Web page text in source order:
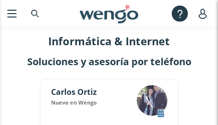
Informática & Internet
Soluciones y asesoría por teléfono
Carlos Ortiz
Nuevo en Wengo